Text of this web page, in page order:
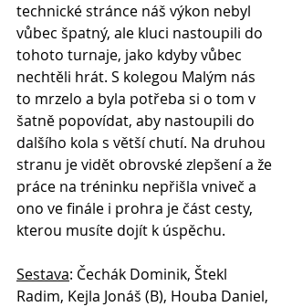
technické stránce náš výkon nebyl
vůbec špatný, ale kluci nastoupili do
tohoto turnaje, jako kdyby vůbec
nechtěli hrát. S kolegou Malým nás
to mrzelo a byla potřeba si o tom v
šatně popovídat, aby nastoupili do
dalšího kola s větší chutí. Na druhou
stranu je vidět obrovské zlepšení a že
práce na tréninku nepřišla vniveč a
ono ve finále i prohra je část cesty,
kterou musíte dojít k úspěchu.
Sestava: Čechák Dominik, Štekl
Radim, Kejla Jonáš (B), Houba Daniel,